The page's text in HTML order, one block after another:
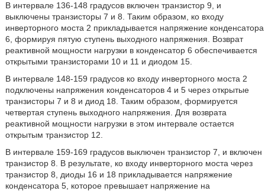
В интервале 136-148 градусов включен транзистор 9, и
выключены транзисторы 7 и 8. Таким образом, ко входу
инверторного моста 2 прикладывается напряжение конденсатора
6, формируя пятую ступень выходного напряжения. Возврат
реактивной мощности нагрузки в конденсатор 6 обеспечивается
открытыми транзисторами 10 и 11 и диодом 15.
В интервале 148-159 градусов ко входу инверторного моста 2
подключены напряжения конденсаторов 4 и 5 через открытые
транзисторы 7 и 8 и диод 18. Таким образом, формируется
четвертая ступень выходного напряжения. Для возврата
реактивной мощности нагрузки в этом интервале остается
открытым транзистор 12.
В интервале 159-169 градусов выключен транзистор 7, и включен
транзистор 8. В результате, ко входу инверторного моста через
транзистор 8, диоды 16 и 18 прикладывается напряжение
конденсатора 5, которое превышает напряжение на